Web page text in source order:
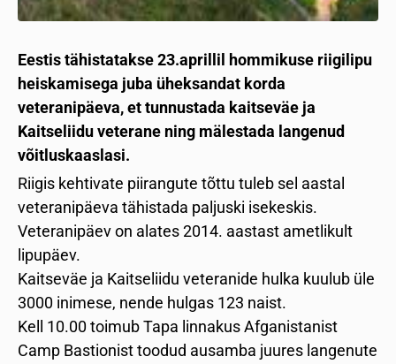
Eestis tähistatakse 23.aprillil hommikuse riigilipu
heiskamisega juba üheksandat korda
veteranipäeva, et tunnustada kaitseväe ja
Kaitseliidu veterane ning mälestada langenud
võitluskaaslasi.
Riigis kehtivate piirangute tõttu tuleb sel aastal
veteranipäeva tähistada paljuski isekeskis.
Veteranipäev on alates 2014. aastast ametlikult
lipupäev.
Kaitseväe ja Kaitseliidu veteranide hulka kuulub üle
3000 inimese, nende hulgas 123 naist.
Kell 10.00 toimub Tapa linnakus Afganistanist
Camp Bastionist toodud ausamba juures langenute